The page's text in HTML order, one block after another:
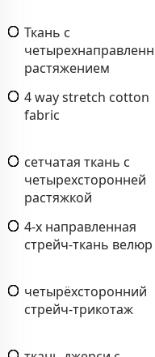
Ткань с
растяжением
4 way stretch cotton
fabric
сетчатая ткань с
четырехсторонней
растяжкой
4-х направленная
стрейч-ткань велюр
четырёхсторонний
стрейч-трикотаж